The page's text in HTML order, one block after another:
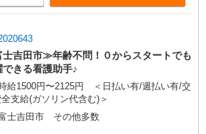
吉田市≫年齢不問！０からスタートでも
できる看護助手♪
給1500円〜2125円 ＜日払い有/週払い有/交
支給(ガソリン代含む)＞
士吉田市 その他多数